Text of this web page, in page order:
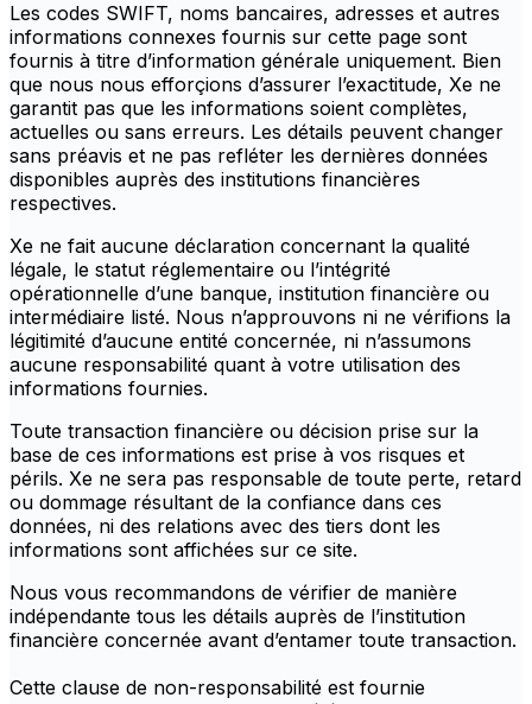
Les codes SWIFT, noms bancaires, adresses et autres
informations connexes fournis sur cette page sont
fournis à titre d’information générale uniquement. Bien
que nous nous efforçions d’assurer l’exactitude, Xe ne
garantit pas que les informations soient complètes,
actuelles ou sans erreurs. Les détails peuvent changer
sans préavis et ne pas refléter les dernières données
disponibles auprès des institutions financières
respectives.
Xe ne fait aucune déclaration concernant la qualité
légale, le statut réglementaire ou l’intégrité
opérationnelle d’une banque, institution financière ou
intermédiaire listé. Nous n’approuvons ni ne vérifions la
légitimité d’aucune entité concernée, ni n’assumons
aucune responsabilité quant à votre utilisation des
informations fournies.
Toute transaction financière ou décision prise sur la
base de ces informations est prise à vos risques et
périls. Xe ne sera pas responsable de toute perte, retard
ou dommage résultant de la confiance dans ces
données, ni des relations avec des tiers dont les
informations sont affichées sur ce site.
Nous vous recommandons de vérifier de manière
indépendante tous les détails auprès de l’institution
financière concernée avant d’entamer toute transaction.
Cette clause de non-responsabilité est fournie